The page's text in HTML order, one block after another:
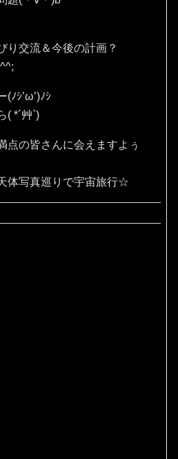
り交流＆今後の計画？
ﾉｼ’ω’)ﾉｼ
( *´艸`)
点の皆さんに会えますよぅ
体写真巡りで宇宙旅行☆